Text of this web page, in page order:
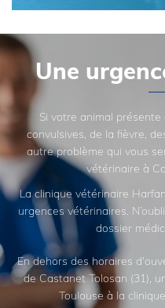
Une
Si votre animal
convulsives, de la fièvre,
autre problème qui vous
vétérinaire à
La clinique vétérinaire
urgences vétérinaires.
dossier
En dehors des horaires
de Castanet Tolosan (31),
Toulouse à la